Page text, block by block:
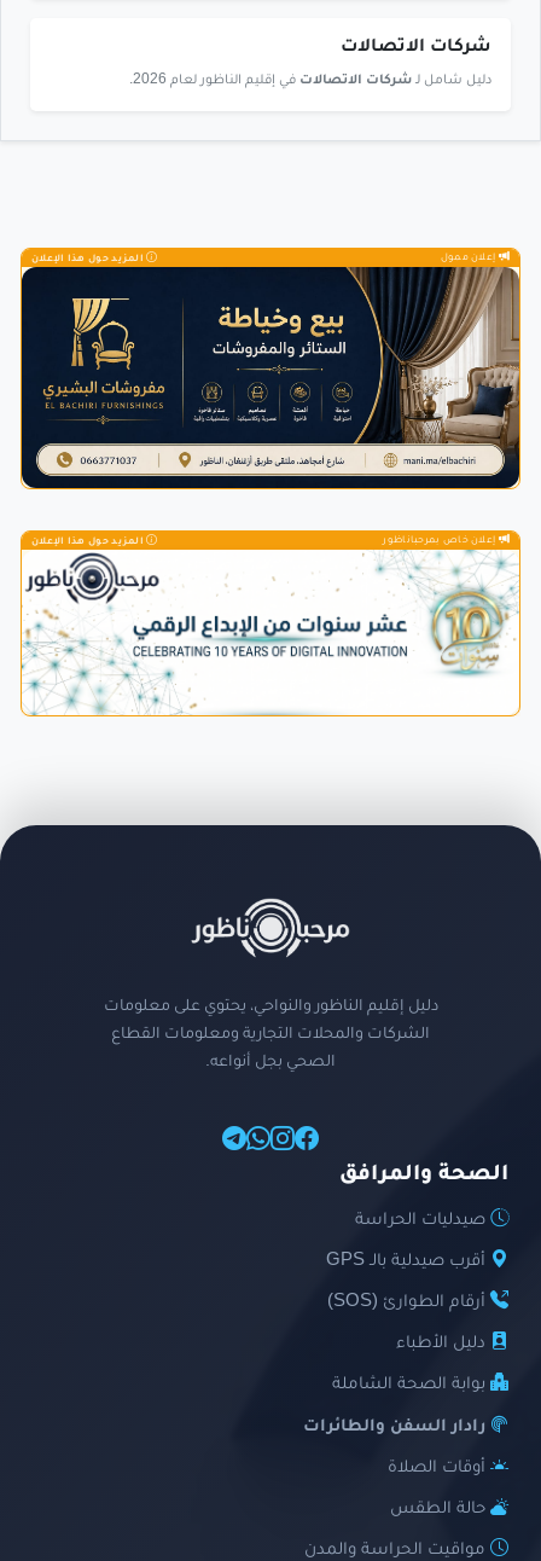
شركات الاتصالات
دليل شامل لـ شركات الاتصالات في إقليم الناظور لعام 2026.
إعلان ممول المزيد حول هذا الإعلان
إعلان خاص بمرحباناظور المزيد حول هذا الإعلان
دليل إقليم الناظور والنواحي، يحتوي على معلومات
الشركات والمحلات التجارية ومعلومات القطاع
الصحي بجل أنواعه.
الصحة والمرافق
صيدليات الحراسة
أقرب صيدلية بالـ GPS
أرقام الطوارئ (SOS)
دليل الأطباء
بوابة الصحة الشاملة
رادار السفن والطائرات
أوقات الصلاة
حالة الطقس
مواقيت الحراسة والمدن